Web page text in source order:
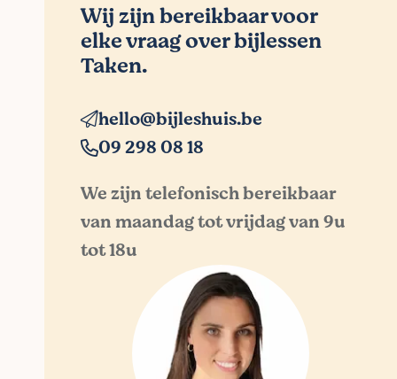
Wij zijn bereikbaar voor
elke vraag over bijlessen
Taken.
hello@bijleshuis.be
09 298 08 18
We zijn telefonisch bereikbaar
van maandag tot vrijdag van 9u
tot 18u